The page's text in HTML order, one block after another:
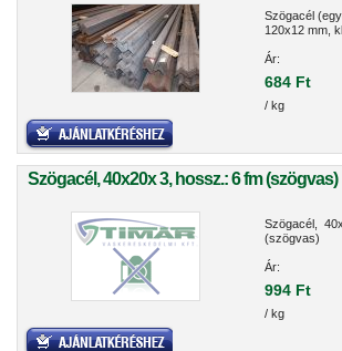
Szögacél
120x12 mm,
Ár:
684 Ft
/ kg
Szögacél, 40x20x 3, hossz.: 6 fm (szögvas)
Szögacél,
(szögvas)
Ár:
994 Ft
/ kg